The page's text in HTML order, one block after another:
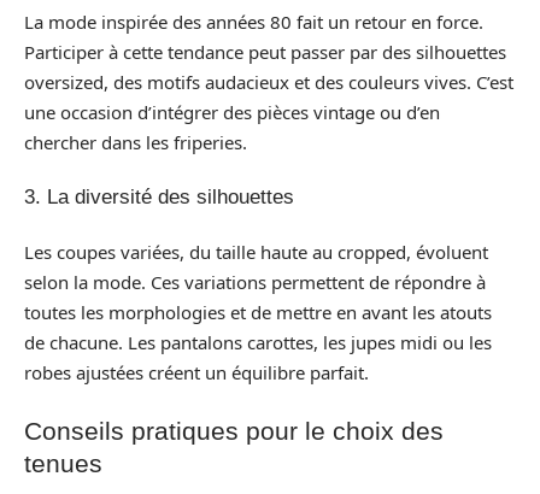
La mode inspirée des années 80 fait un retour en force.
Participer à cette tendance peut passer par des silhouettes
oversized, des motifs audacieux et des couleurs vives. C’est
une occasion d’intégrer des pièces vintage ou d’en
chercher dans les friperies.
3. La diversité des silhouettes
Les coupes variées, du taille haute au cropped, évoluent
selon la mode. Ces variations permettent de répondre à
toutes les morphologies et de mettre en avant les atouts
de chacune. Les pantalons carottes, les jupes midi ou les
robes ajustées créent un équilibre parfait.
Conseils pratiques pour le choix des
tenues